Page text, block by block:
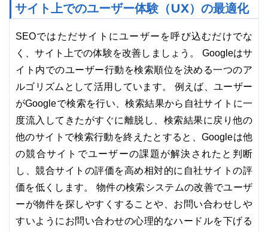
サイト上でのユーザー体験（UX）の最適化
SEOではただサイトにユーザーを呼び込むだけでな
く、サイト上での体験を改善しましょう。 Googleはサ
イト内でのユーザー行動を検索順位を決める一つのア
ルゴリズムとして活用しています。 例えば、ユーザー
がGoogleで検索を行い、検索結果から自社サイトに一
度流入してきたがすぐに離脱し、検索結果に戻り他の
他のサイトで検索行動を終えたとすると、Googleは他
の競合サイトでユーザーの課題が解決されたと判断
し、競合サイトの評価を高め相対的に自社サイトの評
価を低くします。 物件の検索システムの改善でユーザ
ーが物件を探しやすくすることや、お問い合わせしや
すいようにお問い合わせの心理的なハードルを下げる